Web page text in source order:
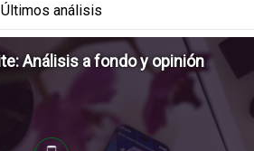
Últimos análisis
Análisis a fondo y opinión